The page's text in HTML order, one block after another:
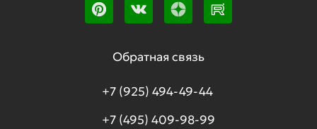
Обратная связь
+7 (925) 494-49-44
+7 (495) 409-98-99